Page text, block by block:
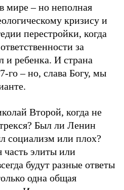
мире – но неполная
кризису и
перестройки, когда
за
и ребенка. И страна
го – но, слава Богу, мы
Второй, когда не
Был ли Ленин
или плох?
часть элиты или
будут разные ответы
одна общая